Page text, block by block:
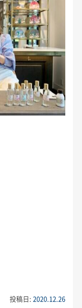
投稿日:2020.12.26